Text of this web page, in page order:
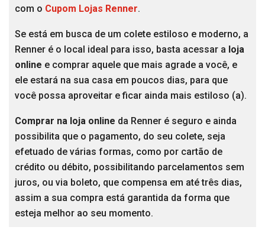
com o Cupom Lojas Renner.
Se está em busca de um colete estiloso e moderno, a
Renner é o local ideal para isso, basta acessar a loja
online e comprar aquele que mais agrade a você, e
ele estará na sua casa em poucos dias, para que
você possa aproveitar e ficar ainda mais estiloso (a).
Comprar na loja online da Renner é seguro e ainda
possibilita que o pagamento, do seu colete, seja
efetuado de várias formas, como por cartão de
crédito ou débito, possibilitando parcelamentos sem
juros, ou via boleto, que compensa em até três dias,
assim a sua compra está garantida da forma que
esteja melhor ao seu momento.